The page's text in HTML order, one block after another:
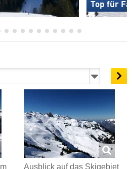
Top für
Ausblick auf das Skigebiet